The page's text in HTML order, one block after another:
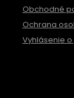
Obchodné
Ochrana
Vyhlásenie